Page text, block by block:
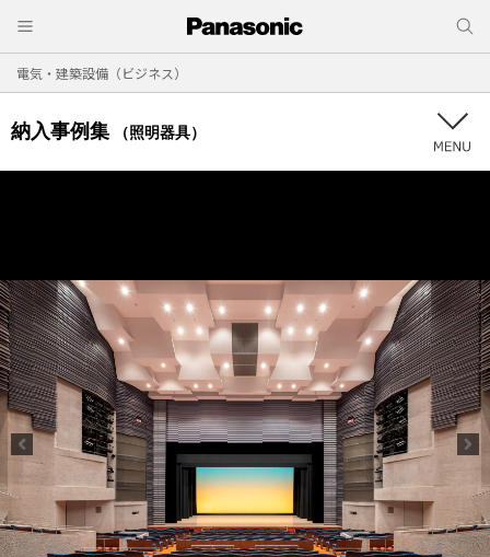
電気・建築設備（ビジネス）
納入事例集 （照明器具）